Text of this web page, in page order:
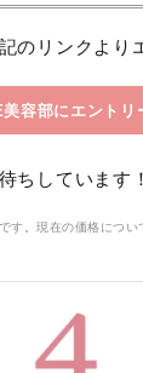
のリンクより
容部にエントリ
ちしています！
す。現在の価格につい